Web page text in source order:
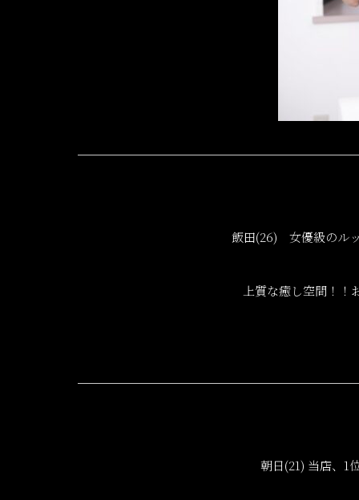
飯田(26) 女優級のル
上質な癒し空間！！
朝日(21) 当店、1